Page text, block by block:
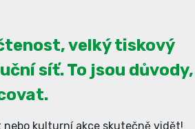
velký tiskový
síť. To jsou důvody,
nebo kulturní akce skutečně vidět!